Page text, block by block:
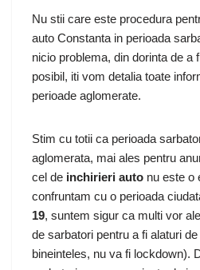
Nu stii care este procedura
auto Constanta in perioada
nicio problema, din dorinta de a
posibil, iti vom detalia toate
perioade aglomerate.
Stim cu totii ca perioada
aglomerata, mai ales pentru
cel de inchirieri auto nu este o
confruntam cu o perioada
19, suntem sigur ca multi vor
de sarbatori pentru a fi alaturi
bineinteles, nu va fi lockdown).